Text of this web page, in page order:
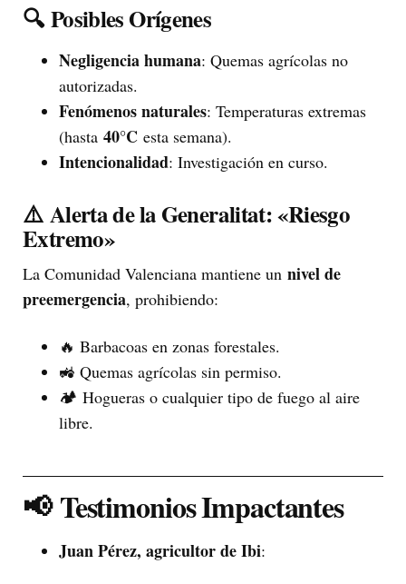
🔍Posibles Orígenes
Negligencia humana: Quemas agrícolas no
autorizadas.
Fenómenos naturales: Temperaturas extremas
(hasta 40°C esta semana).
Intencionalidad: Investigación en curso.
⚠️Alerta de la Generalitat: «Riesgo
Extremo»
La Comunidad Valenciana mantiene un nivel de
preemergencia, prohibiendo:
🔥 Barbacoas en zonas forestales.
🚜 Quemas agrícolas sin permiso.
🏕️ Hogueras o cualquier tipo de fuego al aire
libre.
📢Testimonios Impactantes
Juan Pérez, agricultor de Ibi: